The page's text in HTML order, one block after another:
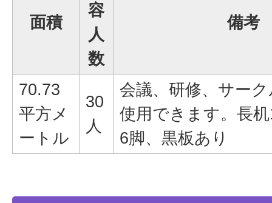
面積
容
人
数
備考
70.73
平方メ
ートル
30
人
会議、研修、サー
使用できます。長
6脚、黒板あり